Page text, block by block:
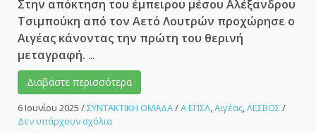
Στην απόκτηση του έμπειρου μέσου Αλέξανδρου
Τσιμπούκη από τον Αετό Λουτρών προχώρησε ο
Αιγέας κάνοντας την πρώτη του θερινή
μεταγραφή. ...
Διαβάστε περισσότερα
6 Ιουνίου 2025 /ΣΥΝΤΑΚΤΙΚΗ ΟΜΑΔΑ/Α ΕΠΣΛ,Αιγέας,ΛΕΣΒΟΣ/
Δεν υπάρχουν σχόλιαστο